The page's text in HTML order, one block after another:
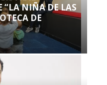
“LA NIÑA DE LAS
DE